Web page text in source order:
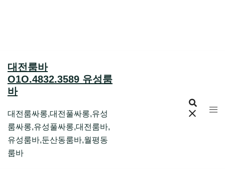
대전룸바
O1O.4832.3589 유성룸
바
대전룸싸롱,대전풀싸롱,유성
룸싸롱,유성풀싸롱,대전룸바,
유성룸바,둔산동룸바,월평동
룸바